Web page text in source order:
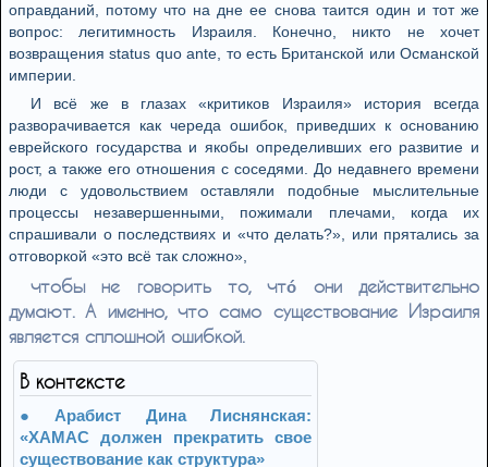
оправданий, потому что на дне ее снова таится один и тот же
вопрос: легитимность Израиля. Конечно, никто не хочет
возвращения status quo ante, то есть Британской или Османской
империи.
И всё же в глазах «критиков Израиля» история всегда
разворачивается как череда ошибок, приведших к основанию
еврейского государства и якобы определивших его развитие и
рост, а также его отношения с соседями. До недавнего времени
люди с удовольствием оставляли подобные мыслительные
процессы незавершенными, пожимали плечами, когда их
спрашивали о последствиях и «что делать?», или прятались за
отговоркой «это всё так сложно»,
чтобы не говорить то, чтó они действительно
думают. А именно, что само существование Израиля
является сплошной ошибкой.
В контексте
Арабист Дина Лиснянская:
«ХАМАС должен прекратить свое
существование как структура»